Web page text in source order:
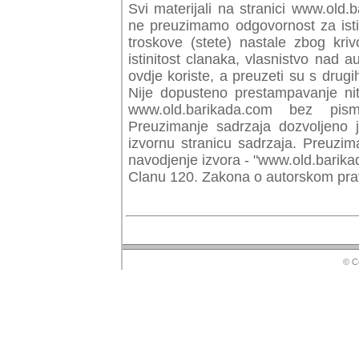
Svi materijali na stranici
preuzimamo odgovornost za
troskove (stete) nastale zbog
istinitost clanaka, vlasnistvo nad
ovdje koriste, a preuzeti su s
Nije dopusteno prestampavanje
www.old.barikada.com bez
Preuzimanje sadrzaja
izvornu stranicu sadrzaja.
navodjenje izvora -
Clanu 120. Zakona o autorskom
©